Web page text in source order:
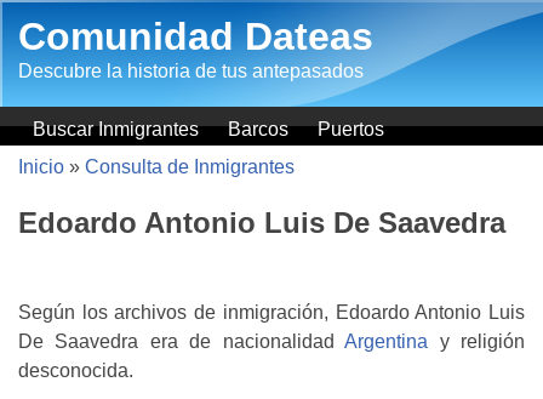
Comunidad Dateas
Descubre la historia de tus antepasados
Buscar Inmigrantes Barcos
Puertos
Inicio » Consulta de Inmigrantes
Edoardo Antonio Luis De Saavedra
Según los archivos de inmigración, Edoardo Antonio Luis
De Saavedra era de nacionalidadArgentina y religión
desconocida.